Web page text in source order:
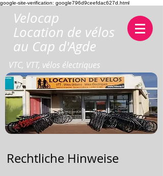
google-site-verification: google796d9ceefdac627d.html
Velocap
Location de vélos
au Cap d'Agde
VTC, VTT, vélos électriques
​Rechtliche Hinweise